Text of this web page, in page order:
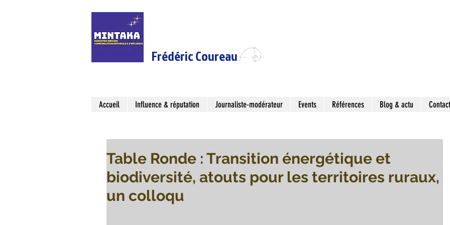
Frédéric Coureau
Accueil Influence & réputation Journaliste-modérateur Events Références Blog & actu Contact
Table Ronde : Transition énergétique et
biodiversité, atouts pour les territoires ruraux,
un colloqu